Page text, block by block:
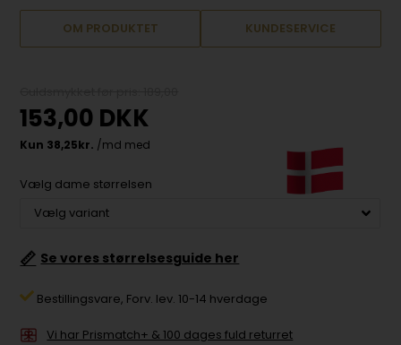
OM PRODUKTET KUNDESERVICE
153,00 DKK
Vælg dame størrelsen
📏 Se vores størrelsesguide her
Bestillingsvare, Forv. lev. 10-14 hverdage
Vi har Prismatch+ & 100 dages fuld returret